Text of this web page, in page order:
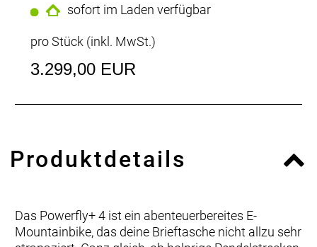
sofort im Laden verfügbar
pro Stück (inkl. MwSt.)
3.299,00 EUR
Produktdetails
Das Powerfly+ 4 ist ein abenteuerbereites E-
Mountainbike, das deine Brieftasche nicht allzu sehr